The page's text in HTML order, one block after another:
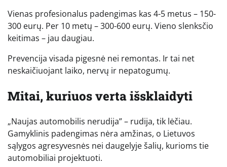
Vienas profesionalus padengimas kas 4-5 metus – 150-
300 eurų. Per 10 metų – 300-600 eurų. Vieno slenksčio
keitimas – jau daugiau.
Prevencija visada pigesnė nei remontas. Ir tai net
neskaičiuojant laiko, nervų ir nepatogumų.
Mitai, kuriuos verta išsklaidyti
„Naujas automobilis nerudija” – rudija, tik lėčiau.
Gamyklinis padengimas nėra amžinas, o Lietuvos
sąlygos agresyvesnės nei daugelyje šalių, kurioms tie
automobiliai projektuoti.